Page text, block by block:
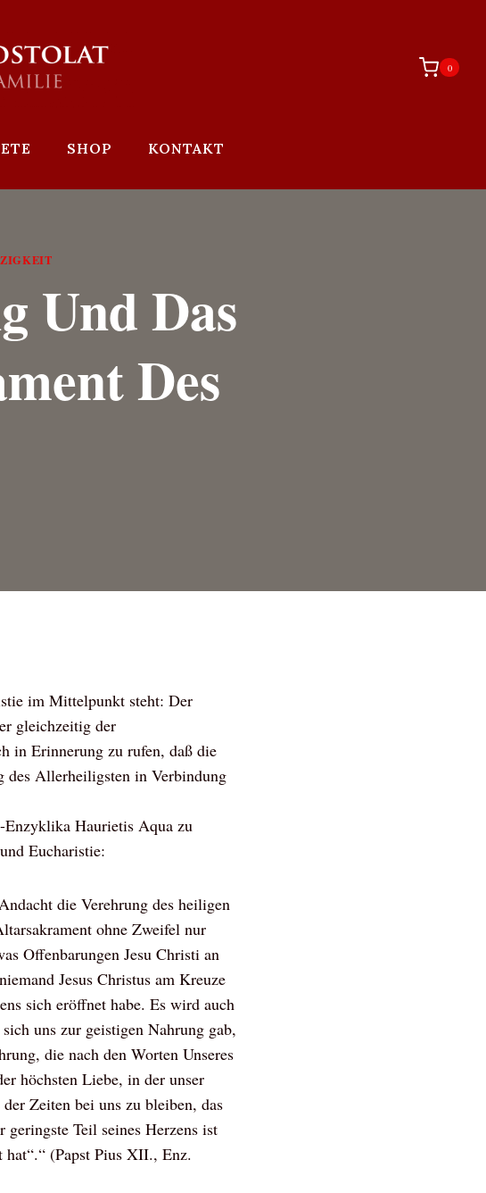
0
SHOP KONTAKT
Und Das
Des
im Mittelpunkt steht: Der
gleichzeitig der
in Erinnerung zu rufen, daß die
des Allerheiligsten in Verbindung
Enzyklika Haurietis Aqua zu
Eucharistie:
die Verehrung des heiligen
ohne Zweifel nur
Offenbarungen Jesu Christi an
Jesus Christus am Kreuze
sich eröffnet habe. Es wird auch
uns zur geistigen Nahrung gab,
die nach den Worten Unseres
höchsten Liebe, in der unser
Zeiten bei uns zu bleiben, das
geringste Teil seines Herzens ist
hat“.“ (Papst Pius XII., Enz.